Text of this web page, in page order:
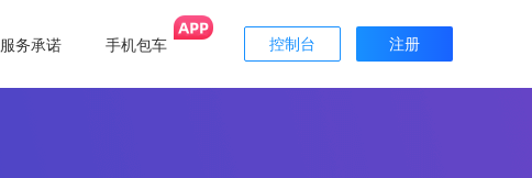
服务承诺 手机包车 控制台 注册